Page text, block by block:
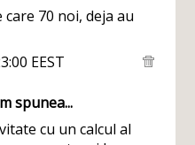
70 noi, deja au
EEST
spunea...
cu un calcul al